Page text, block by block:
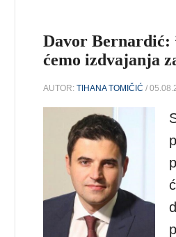
Davor Bernardić:
ćemo izdvajanja
AUTOR:TIHANA TOMIČIĆ /